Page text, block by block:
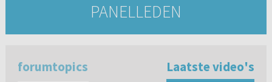
PANELLEDEN
forumtopics Laatste video's